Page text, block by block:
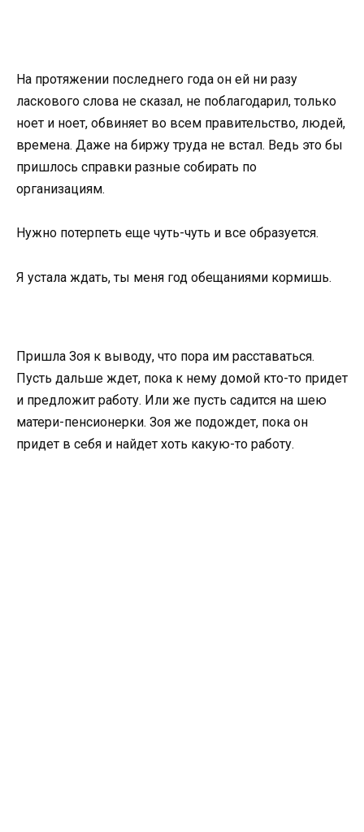
На протяжении последнего года он ей ни разу
ласкового слова не сказал, не поблагодарил, только
ноет и ноет, обвиняет во всем правительство, людей,
времена. Даже на биржу труда не встал. Ведь это бы
пришлось справки разные собирать по
организациям.
Нужно потерпеть еще чуть-чуть и все образуется.
Я устала ждать, ты меня год обещаниями кормишь.
Пришла Зоя к выводу, что пора им расставаться.
Пусть дальше ждет, пока к нему домой кто-то придет
и предложит работу. Или же пусть садится на шею
матери-пенсионерки. Зоя же подождет, пока он
придет в себя и найдет хоть какую-то работу.